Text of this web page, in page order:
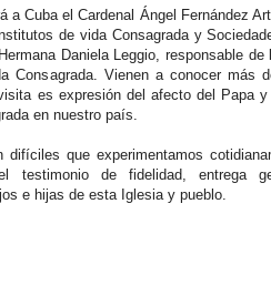
a Cuba el Cardenal Ángel Fernández
de vida Consagrada y
Daniela Leggio, responsable de
Consagrada. Vienen a conocer más
es expresión del afecto del Papa y
en nuestro país.
que experimentamos
testimonio de fidelidad, entrega
e hijas de esta Iglesia y pueblo.